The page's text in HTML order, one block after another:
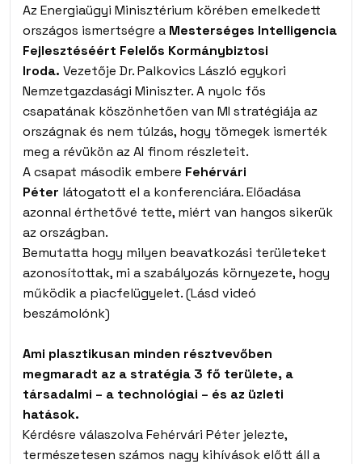
Az Energiaügyi Minisztérium körében emelkedett
országos ismertségre a Mesterséges Intelligencia
Fejlesztéséért Felelős Kormánybiztosi
Iroda. Vezetője Dr. Palkovics László egykori
Nemzetgazdasági Miniszter. A nyolc fős
csapatának köszönhetően van MI stratégiája az
országnak és nem túlzás, hogy tömegek ismerték
meg a révükön az AI finom részleteit.
A csapat második embere Fehérvári
Péter látogatott el a konferenciára. Előadása
azonnal érthetővé tette, miért van hangos sikerük
az országban.
Bemutatta hogy milyen beavatkozási területeket
azonosítottak, mi a szabályozás környezete, hogy
működik a piacfelügyelet. (Lásd videó
beszámolónk)
Ami plasztikusan minden résztvevőben
megmaradt az a stratégia 3 fő területe, a
társadalmi – a technológiai – és az üzleti
hatások.
Kérdésre válaszolva Fehérvári Péter jelezte,
természetesen számos nagy kihívások előtt áll a